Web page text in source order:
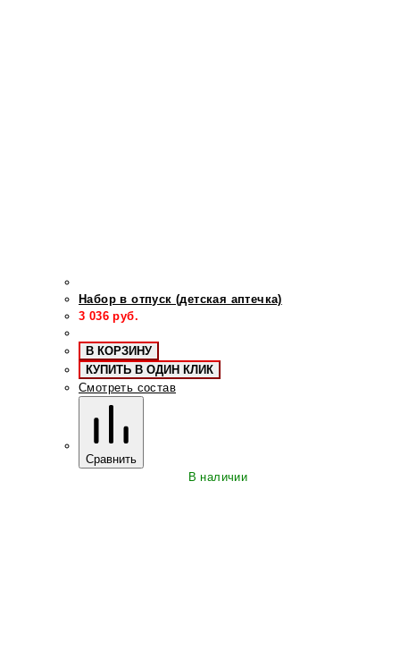
Набор в отпуск (детская аптечка)
3 036 руб.
В КОРЗИНУ
КУПИТЬ В ОДИН КЛИК
Смотреть состав
Сравнить
В наличии